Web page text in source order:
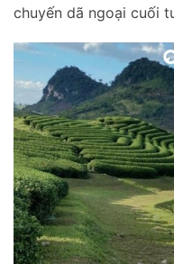
chuyến dã ngoại cuối